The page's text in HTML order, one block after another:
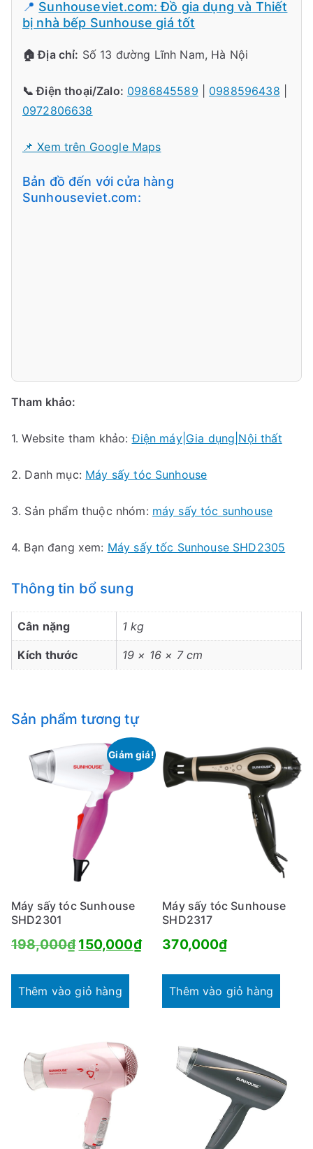
📍 Sunhouseviet.com: Đồ gia dụng và Thiết
bị nhà bếp Sunhouse giá tốt
🏠 Địa chỉ: Số 13 đường Lĩnh Nam, Hà Nội
📞 Điện thoại/Zalo: 0986845589 0988596438
0972806638
📌 Xem trên Google Maps
Bản đồ đến với cửa hàng
Sunhouseviet.com:
Tham khảo:
1. Website tham khảo:Điện máy|Gia dụng|Nội thất
2. Danh mục: Máy sấy tóc Sunhouse
3. Sản phẩm thuộc nhóm: máy sấy tóc sunhouse
4. Bạn đang xem: Máy sấy tốc Sunhouse SHD2305
Thông tin bổ sung
Cân nặng 1 kg
Kích thước 19 × 16 × 7 cm
Sản phẩm tương tự
Giảm giá!
Máy sấy tóc Sunhouse
SHD2301
198,000₫Giá
là:
150,000₫Giá
Thêm vào giỏ hàng
Máy sấy tóc Sunhouse
SHD2317
370,000₫
Thêm vào giỏ hàng